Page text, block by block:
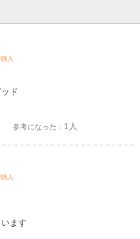
入
ド
参考になった： 1人
入
ます